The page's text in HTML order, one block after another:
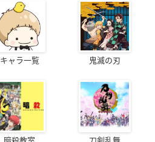
キャラ一覧 鬼滅の刃